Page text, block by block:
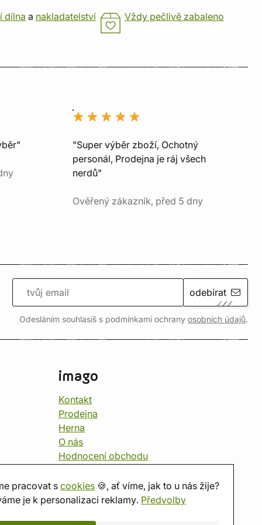
pracovat s cookies 🍪, ať víme, jak to u nás žije?
je k personalizaci reklamy. Předvolby
dílna a nakladatelství Vždy pečlivě zabaleno
"Super výběr zboží, Ochotný
personál, Prodejna je ráj všech
nerdů"
Ověřený zákazník, před 5 dny
odebírat
Odesláním souhlasíš s podmínkami ochrany osobních údajů.
imago
Kontakt
Prodejna
Herna
O nás
Hodnocení obchodu
Kalendář
imago.blog